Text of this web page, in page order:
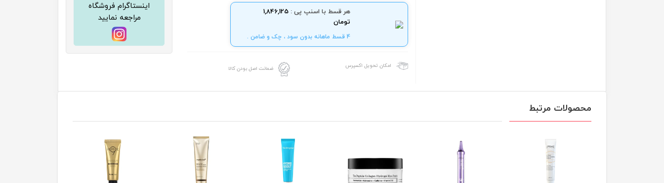
هر قسط با اسنپ پی : 1,846,125
تومان
4 قسط ماهانه بدون سود ، چک و ضامن .
امکان تحویل اکسپرس ضمانت اصل بودن کالا
اینستاگرام فروشگاه
مراجعه نمایید
محصولات مرتبط